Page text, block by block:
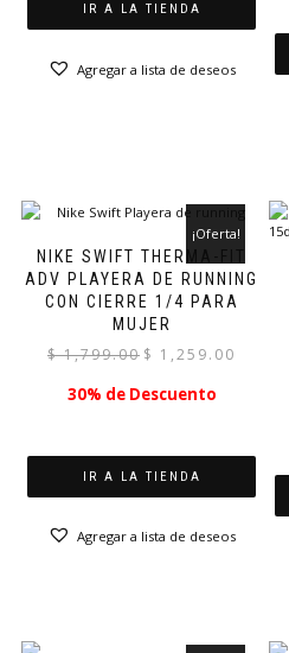
IR A LA TIENDA
Agregar a lista de deseos
NIKE SWIFT THERMA-FIT
ADV PLAYERA DE RUNNING
CON CIERRE 1/4 PARA
MUJER
¡Oferta!
$1,799.00 El
original
$ 1,259.00
30% de Descuento
IR A LA TIENDA
Agregar a lista de deseos